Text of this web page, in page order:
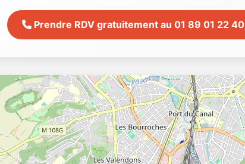
Prendre RDV gratuitement au 01 89 01 22 40